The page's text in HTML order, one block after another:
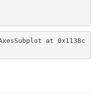
at 0x1138c